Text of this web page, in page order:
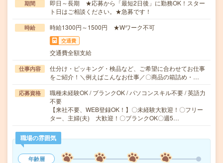
期間
即日～長期 ★応募から「最短2日後」に勤務OK！スター
ト日はご相談ください。★急募です！
時給 時給1300円～1500円 ★Wワーク不可
交通費
交通費全額支給
仕事内容
仕分け・ピッキング・検品など、ご希望に合わせてお仕事
をご紹介！＼例えばこんなお仕事／〇商品の箱詰め・…
応募資格
職種未経験OK / ブランクOK / パソコンスキル不要 / 英語力
不要
【来社不要、WEB登録OK！】〇未経験大歓迎！〇フリー
ター、主婦(夫) 大歓迎！〇ブランクOK〇週5…
職場の雰囲気
年齢層